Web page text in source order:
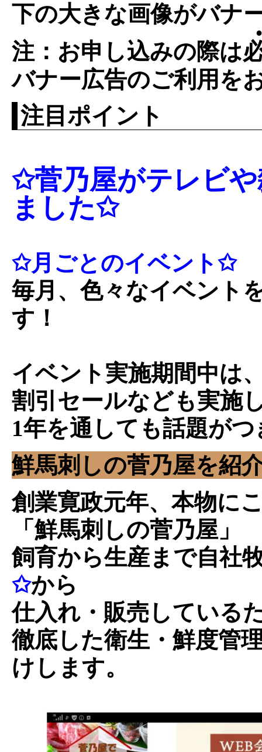
下の大きな画像がバナ
注：お申し込みの際は
バナー広告のご利用を
注目ポイント
✩菅乃屋がテレビ
ました✩
✩月ごとのイベント✩
毎月、色々なイベント
す！
イベント実施期間中は
割引セールなども実施
1年を通しても話題が
鮮馬刺しの菅乃屋を紹
創業寛政元年、本物に
「鮮馬刺しの菅乃屋」
飼育から生産まで自社
✩から
仕入れ・販売している
徹底した衛生・鮮度管
けします。